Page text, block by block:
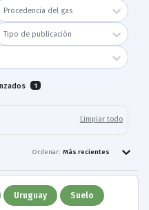
Procedencia del gas
Tipo de publicación
1
Limpiar todo
Ordenar: Más recientes
Uruguay Suelo